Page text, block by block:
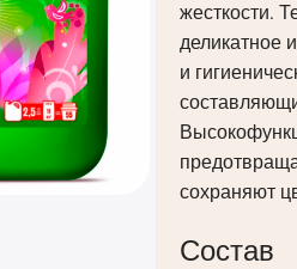
жесткости.
деликатное
и
сохраняют
Состав